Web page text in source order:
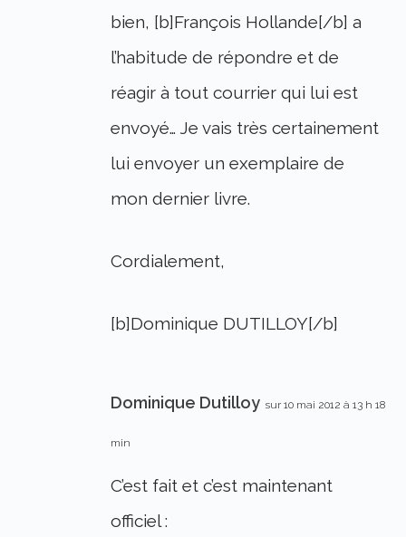
bien, [b]François Hollande[/b] a
l’habitude de répondre et de
réagir à tout courrier qui lui est
envoyé… Je vais très certainement
lui envoyer un exemplaire de
mon dernier livre.
Cordialement,
[b]Dominique DUTILLOY[/b]
Dominique Dutilloy sur 10 mai 2012 à 13 h 18
min
C’est fait et c’est maintenant
officiel :